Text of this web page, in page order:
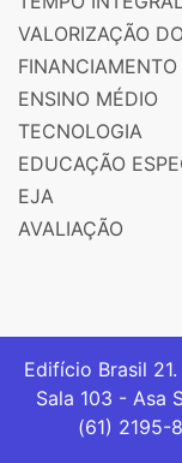
VALORIZAÇÃO
FINANCIAMENTO
ENSINO MÉDIO
TECNOLOGIA
EDUCAÇÃO
EJA
AVALIAÇÃO
Edifício Brasil
Sala 103 - Asa
(61) 2195-